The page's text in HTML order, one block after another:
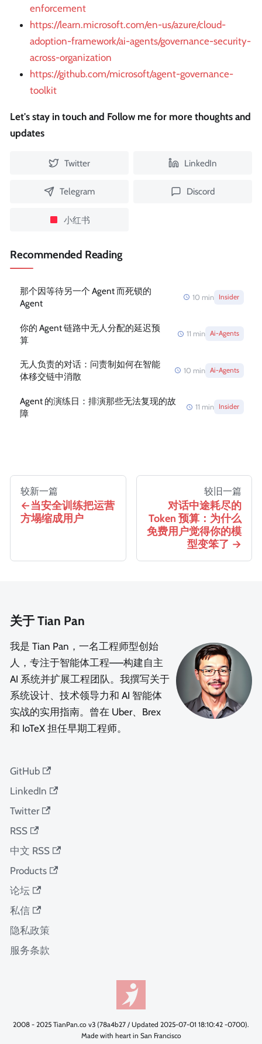
enforcement
https://learn.microsoft.com/en-us/azure/cloud-
adoption-framework/ai-agents/governance-security-
across-organization
https://github.com/microsoft/agent-governance-
toolkit
Let's stay in touch and Follow me for more thoughts and
updates
Twitter LinkedIn
Telegram Discord
小红书
Recommended Reading
那个因等待另一个 Agent 而死锁的
Agent
10 min Insider
你的 Agent 链路中无人分配的延迟预
算
11 min Ai-Agents
无人负责的对话：问责制如何在智能
体移交链中消散
10 min Ai-Agents
Agent 的演练日：排演那些无法复现的故
障
11 min Insider
较新一篇
当安全训练把运营
方塌缩成用户
较旧一篇
对话中途耗尽的
Token 预算：为什么
免费用户觉得你的模
型变笨了
关于 Tian Pan
我是 Tian Pan，一名工程师型创始
人，专注于智能体工程——构建自主
AI 系统并扩展工程团队。我撰写关于
系统设计、技术领导力和 AI 智能体
实战的实用指南。曾在 Uber、Brex
和 IoTeX 担任早期工程师。
GitHub
LinkedIn
Twitter
RSS
中文 RSS
Products
论坛
私信
隐私政策
服务条款
2008 - 2025 TianPan.co v3 (78a4b27 / Updated 2025-07-01 18:10:42 -0700).
Made with heart in San Francisco